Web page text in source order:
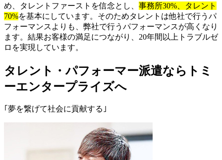
め、タレントファーストを信念とし、 事務所30%、タレント
70%を基本にしています。そのためタレントは他社で行うパ
フォーマンスよりも、弊社で行うパフォーマンスが高くなり
ます。結果お客様の満足につながり、20年間以上トラブルゼ
ロを実現しています。
タレント・パフォーマー派遣ならトミ
ーエンタープライズへ
｢夢を繋げて社会に貢献する｣